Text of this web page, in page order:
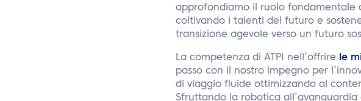
approfondiamo il ruolo fondamentale
coltivando i talenti del futuro e
transizione agevole verso un futuro
La competenza di ATPI nell’offrire le
passo con il nostro impegno per
di viaggio fluide ottimizzando al
Sfruttando la robotica